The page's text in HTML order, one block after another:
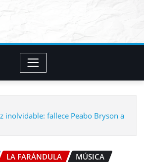
inolvidable: fallece Peabo Bryson a
LA FARÁNDULA MÚSICA